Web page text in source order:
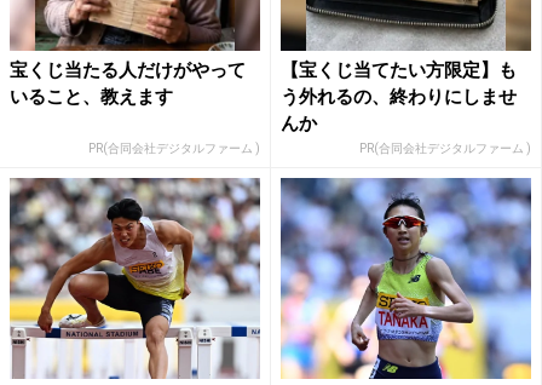
宝くじ当たる人だけがやって
いること、教えます
PR(合同会社デジタルファーム )
【宝くじ当てたい方限定】も
う外れるの、終わりにしませ
んか
PR(合同会社デジタルファーム )